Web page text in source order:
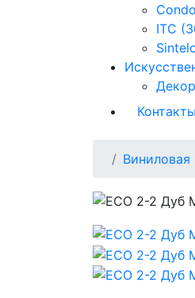
ITC
Контакты
Виниловая